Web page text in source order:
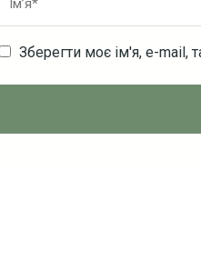
Зберегти моє ім'я, e-mail,